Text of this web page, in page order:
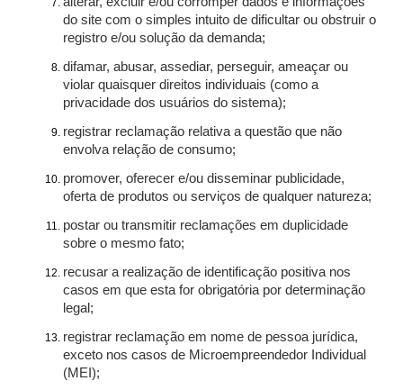
do site com o simples intuito de dificultar ou obstruir o
registro e/ou solução da demanda;
difamar, abusar, assediar, perseguir, ameaçar ou
violar quaisquer direitos individuais (como a
privacidade dos usuários do sistema);
registrar reclamação relativa a questão que não
envolva relação de consumo;
promover, oferecer e/ou disseminar publicidade,
oferta de produtos ou serviços de qualquer natureza;
postar ou transmitir reclamações em duplicidade
sobre o mesmo fato;
recusar a realização de identificação positiva nos
casos em que esta for obrigatória por determinação
legal;
registrar reclamação em nome de pessoa jurídica,
exceto nos casos de Microempreendedor Individual
(MEI);